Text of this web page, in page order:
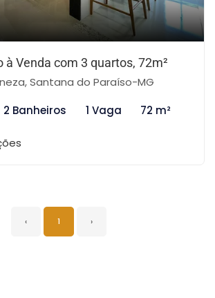
Venda com 3 quartos, 72m²
Santana do Paraíso-MG
2 Banheiros 1 Vaga 72 m²
‹ 1 ›